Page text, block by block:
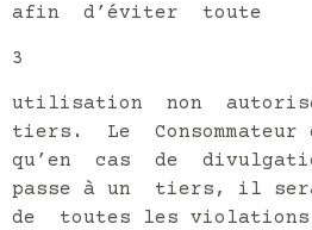
afin d’éviter toute
3
utilisation non
tiers. Le
qu’en cas de
passe à un tiers, il
de toutes les violations